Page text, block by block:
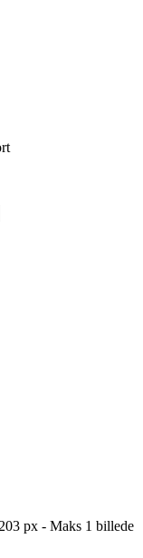
px - Maks 1 billede